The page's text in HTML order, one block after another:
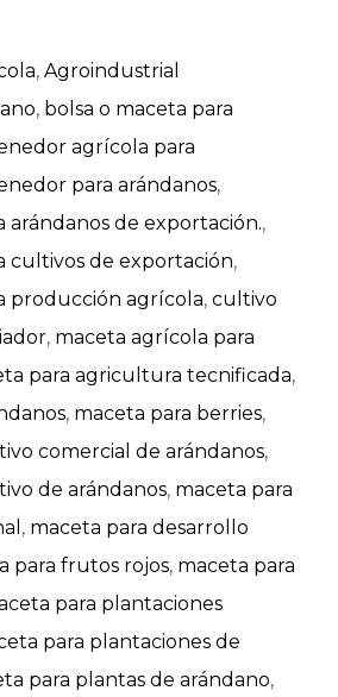
, Agroindustrial
, bolsa o maceta para
agrícola para
para arándanos,
de exportación.,
cultivos de exportación,
producción agrícola, cultivo
, maceta agrícola para
para agricultura tecnificada,
, maceta para berries,
comercial de arándanos,
de arándanos, maceta para
, maceta para desarrollo
para frutos rojos, maceta para
para plantaciones
para plantaciones de
para plantas de arándano,